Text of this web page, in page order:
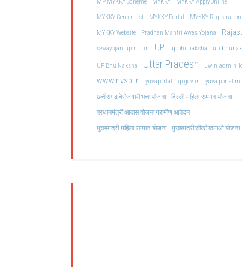
MYKKY Center List
MYKKY Portal
MYKKY Registration
MYKKY Website
Pradhan Mantri Awas Yojana
sewayojan.up.nic.in UP upbhunaksha up
UP Bhu Naksha Uttar Pradesh uwin admin
www.nvsp.in yuvaportal.mp.gov.in
yuva portal
छत्तीसगढ़ बेरोजगारी भत्ता योजना
दिल्ली महिला सम्मान योजना
प्रधानमंत्री आवास योजना ग्रामीण आवेदन
मुख्यमंत्री महिला सम्मान योजना मुख्यमंत्री सीखो कमाओ योजना